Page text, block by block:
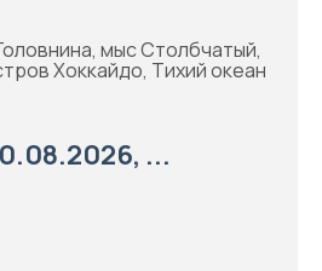
мыс Столбчатый,
Хоккайдо, Тихий океан
...